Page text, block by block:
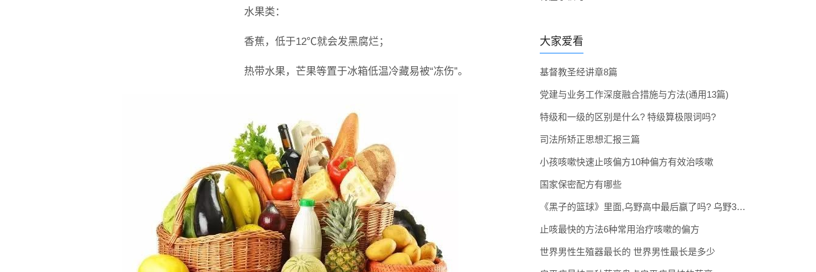
水果类：
香蕉，低于12℃就会发黑腐烂；
热带水果，芒果等置于冰箱低温冷藏易被“冻伤”。
大家爱看
基督教圣经讲章8篇
党建与业务工作深度融合措施与方法(通用13篇)
特级和一级的区别是什么? 特级算极限词吗?
司法所矫正思想汇报三篇
小孩咳嗽快速止咳偏方10种偏方有效治咳嗽
国家保密配方有哪些
《黑子的篮球》里面,乌野高中最后赢了吗? 乌野3年拿到全国冠军了吗
止咳最快的方法6种常用治疗咳嗽的偏方
世界男性生殖器最长的 世界男性最长是多少